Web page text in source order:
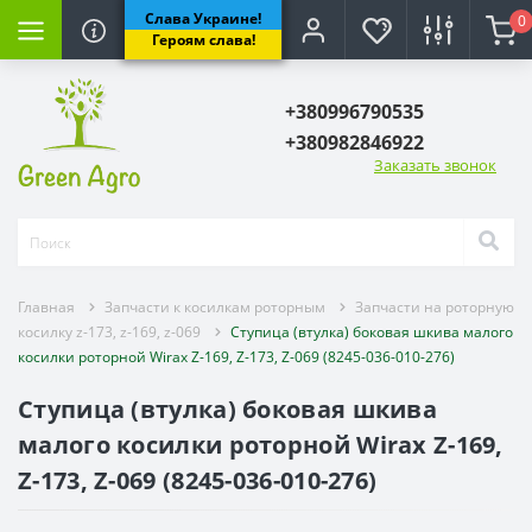
роторным
косилку
z-173, z-169, z-069
на опрыскиватель
Форсунки и
Распылители на
Польша, Италия
бака и рамы
колени,гайки,фитинги.
вала
Слава Украине!
Героям слава!
0
+380996790535
+380982846922
Заказать звонок
Главная Запчасти к косилкам роторным
Запчасти на роторную
косилку z-173, z-169, z-069
Ступица (втулка) боковая шкива малого
косилки роторной Wirax Z-169, Z-173, Z-069 (8245-036-010-276)
Ступица (втулка) боковая шкива
малого косилки роторной Wirax Z-169,
Z-173, Z-069 (8245-036-010-276)